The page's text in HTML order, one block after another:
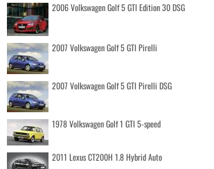
2006 Volkswagen Golf 5 GTI Edition 30 DSG
2007 Volkswagen Golf 5 GTI Pirelli
2007 Volkswagen Golf 5 GTI Pirelli DSG
1978 Volkswagen Golf 1 GTI 5-speed
2011 Lexus CT200H 1.8 Hybrid Auto